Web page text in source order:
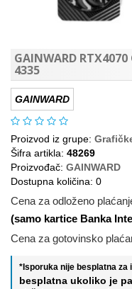
GAINWARD
4335
GAINWARD
Proizvod iz grupe:
Šifra artikla: 48269
Proizvođač: GAINWARD
Dostupna količina: 0
Cena za odloženo
(samo kartice Banka
Cena za gotovinsko
*Isporuka nije besplatna za
besplatna ukoliko je